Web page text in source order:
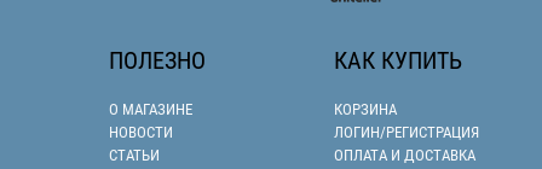
ПОЛЕЗНО
О МАГАЗИНЕ
НОВОСТИ
СТАТЬИ
КАК КУПИТЬ
КОРЗИНА
ЛОГИН/РЕГИСТРАЦИЯ
ОПЛАТА И ДОСТАВКА